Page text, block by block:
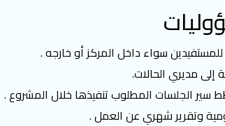
سواء داخل المركز أو خارجه .
إلى مديري الحالات.
الجلسات المطلوب تنفيذها خلال المشروع .
وتقرير شهري عن العمل .